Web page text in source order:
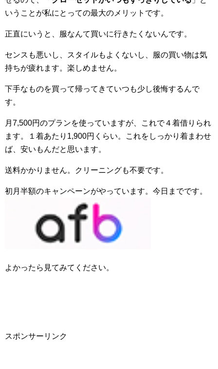
いうことが私にとっての最大のメリットです。
正直にいうと、服なんて買いに行きたくないんです。
センスも悪いし、スタイルもよくないし、服の買い物は気
持ちが疲れます。楽しめません。
下手なものを買って帰ってきていつも少し後悔するんで
す。
月7,500円のプランを使っていますが、これで４着借りられ
ます。１着あたり1,900円くらい。これをしっかり着まわせ
ば、安いもんだと思います。
送料かかりません。クリーニングも不要です。
初月半額のキャンペーンがやっています。今日までです。
よかったら見てみてください。
スポンサーリンク